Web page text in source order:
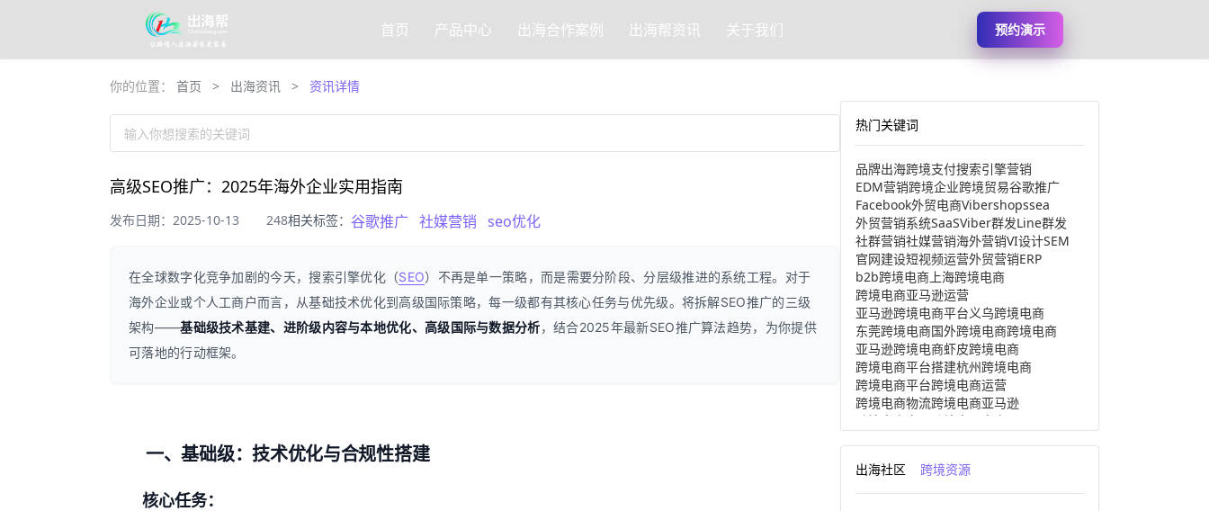
首页 产品中心 出海合作案例 出海帮资讯 关于我们 预约演示
你的位置： 首页 > 出海资讯 > 资讯详情
输入你想搜索的关键词
高级SEO推广：2025年海外企业实用指南
发布日期：2025-10-13 248相关标签： 谷歌推广 社媒营销 seo优化
在全球数字化竞争加剧的今天，搜索引擎优化（SEO）不再是单一策略，而是需要分阶段、分层级推进的系统工程。对于
海外企业或个人工商户而言，从基础技术优化到高级国际策略，每一级都有其核心任务与优先级。将拆解SEO推广的三级
架构——基础级技术基建、进阶级内容与本地优化、高级国际与数据分析，结合2025年最新SEO推广算法趋势，为你提供
可落地的行动框架。
一、基础级：技术优化与合规性搭建
核心任务：
热门关键词
品牌出海跨境支付搜索引擎营销
EDM营销跨境企业跨境贸易谷歌推广
Facebook外贸电商Vibershopssea
外贸营销系统SaaSViber群发Line群发
社群营销社媒营销海外营销VI设计SEM
官网建设短视频运营外贸营销ERP
b2b跨境电商 上海跨境电商
跨境电商亚马逊运营
亚马逊跨境电商平台义乌跨境电商
东莞跨境电商国外跨境电商跨境电商
亚马逊跨境电商虾皮跨境电商
跨境电商平台搭建杭州跨境电商
跨境电商平台跨境电商运营
跨境电商物流跨境电商亚马逊
跨境电商产品
跨境出口电商
跨境电商分析进口跨境电商
跨境电商服务广州跨境电商
出海社区 跨境资源